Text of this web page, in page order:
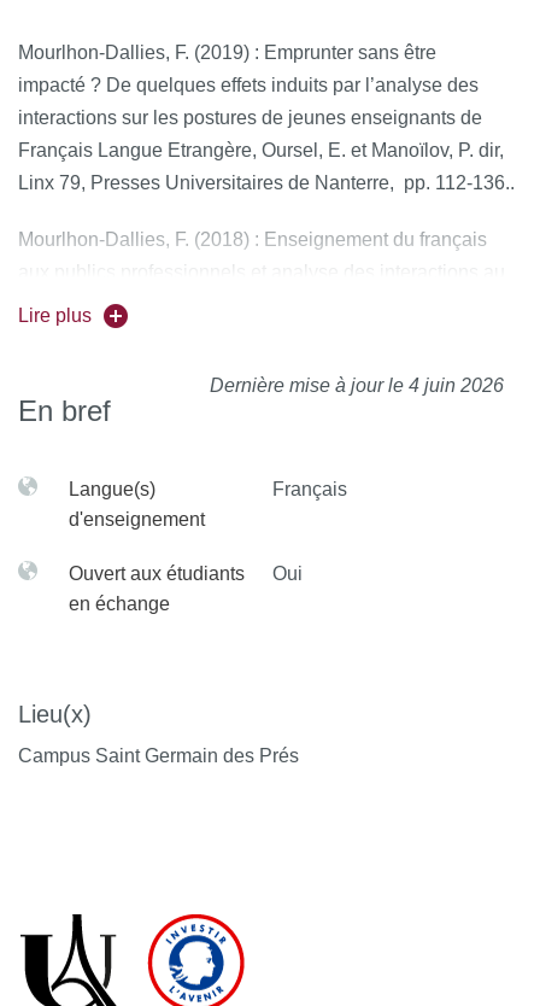
Mourlhon-Dallies, F. (2019) : Emprunter sans être
impacté ? De quelques effets induits par l’analyse des
interactions sur les postures de jeunes enseignants de
Français Langue Etrangère, Oursel, E. et Manoïlov, P. dir,
Linx 79, Presses Universitaires de Nanterre, pp. 112-136..
Mourlhon-Dallies, F. (2018) : Enseignement du français
aux publics professionnels et analyse des interactions au
travail : un rendez-vous manqué ?,
et Vinatier, I. dir. Claude Raisky, Dijon.
interaction,Ophrys.
Lire plus
Dernière mise à jour le 4 juin 2026
En bref
Langue(s)
d'enseignement
Français
Ouvert aux étudiants
en échange
Oui
Lieu(x)
Campus Saint Germain des Prés